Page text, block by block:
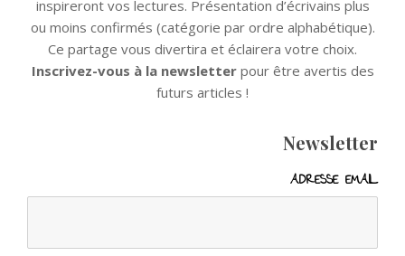
inspireront vos lectures. Présentation d’écrivains plus
ou moins confirmés (catégorie par ordre alphabétique).
Ce partage vous divertira et éclairera votre choix.
Inscrivez-vous à la newsletterpour être avertis des
futurs articles !
Newsletter
ADRESSE EMAIL